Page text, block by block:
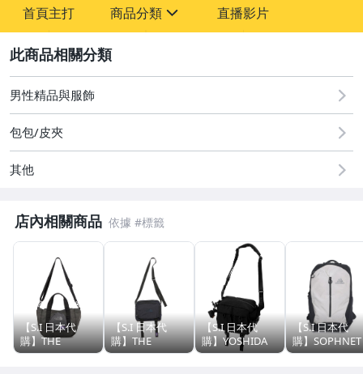
首頁主打 商品分類
男性精品與服飾
直播影片
男性精品與服飾
包包/皮夾
其他
店內相關商品
【S.I 日本代
購】THE
NORTH FACE
【S.I 日本代
購】THE
NORTH FACE
【S.I 日本代
購】YOSHIDA
PORTER
【S.I 日本代
購】SOPHNET
GREGORY